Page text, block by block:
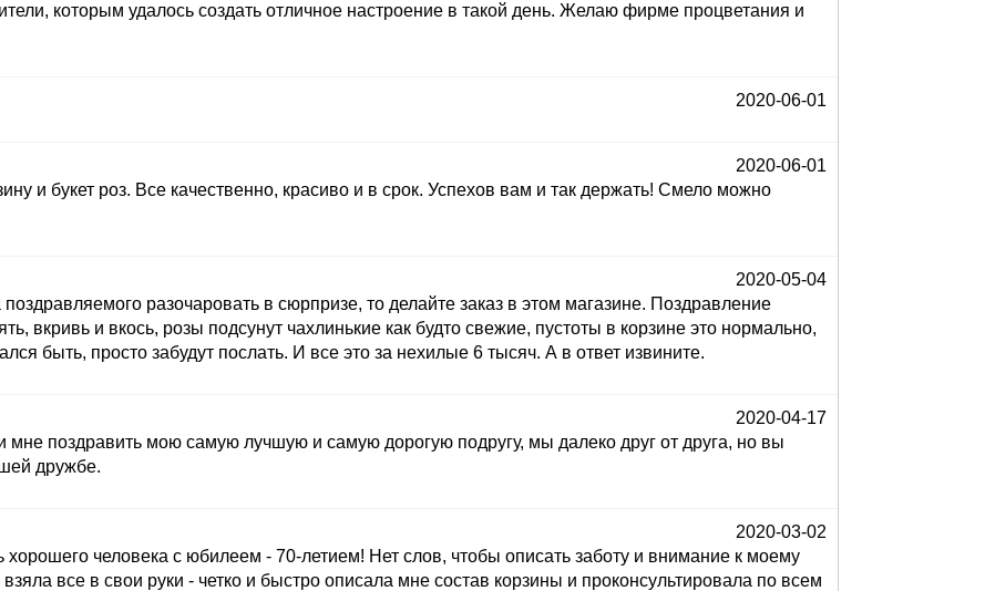
которым удалось создать отличное настроение в такой день. Желаю фирме процветания и
2020-06-01
2020-06-01
и букет роз. Все качественно, красиво и в срок. Успехов вам и так держать! Смело можно
2020-05-04
разочаровать в сюрпризе, то делайте заказ в этом магазине. Поздравление
вкривь и вкось, розы подсунут чахлинькие как будто свежие, пустоты в корзине это нормально,
быть, просто забудут послать. И все это за нехилые 6 тысяч. А в ответ извините.
2020-04-17
поздравить мою самую лучшую и самую дорогую подругу, мы далеко друг от друга, но вы
дружбе.
2020-03-02
человека с юбилеем - 70-летием! Нет слов, чтобы описать заботу и внимание к моему
все в свои руки - четко и быстро описала мне состав корзины и проконсультировала по всем